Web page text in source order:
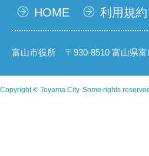
HOME 利用規約
富山市役所 〒930-8510 富山県富
Copyright © Toyama City. Some rights